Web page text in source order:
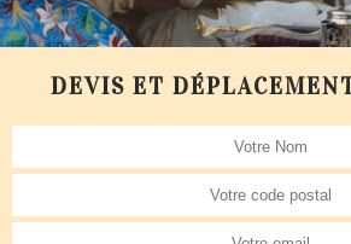
DEVIS ET